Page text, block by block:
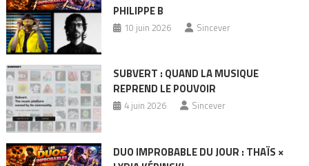
PHILIPPE B
10 juin 2026 Sincever
SUBVERT : QUAND LA MUSIQUE
REPREND LE POUVOIR
4 juin 2026 Sincever
DUO IMPROBABLE DU JOUR : THAÏS ×